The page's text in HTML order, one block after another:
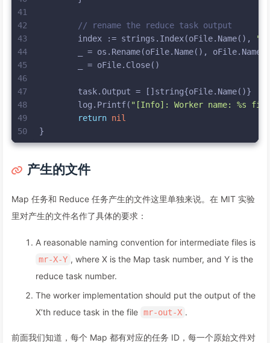
41
42
43
44
45
46
47
48
49
50
// rename the reduce task output
	index := strings.Index(oFile.Name(),
"-
_ = os.Rename(oFile.Name(),
	_ = oFile.Close()
	task.Output = []
string{oFile.Name()}
	log.Printf(
"[Info]: Worker name: %s
return nil
}
产生的文件
Map 任务和 Reduce 任务产生的文件这里单独来说。在 MIT 实验
里对产生的文件名作了具体的要求：
A reasonable naming convention for intermediate files is
mr-X-Y , where X is the Map task number, and Y is the
reduce task number.
The worker implementation should put the output of the
X’th reduce task in the file mr-out-X .
前面我们知道，每个 Map 都有对应的任务 ID，每一个原始文件对